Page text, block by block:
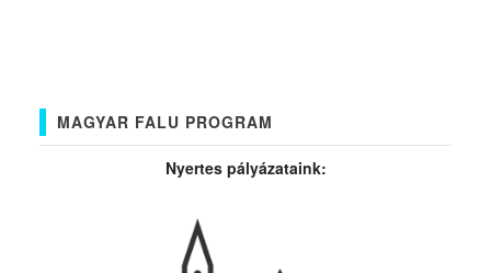
MAGYAR FALU PROGRAM
Nyertes pályázataink: